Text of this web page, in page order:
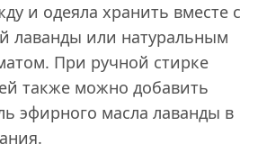
и одеяла хранить вместе с
лаванды или натуральным
При ручной стирке
также можно добавить
эфирного масла лаванды в